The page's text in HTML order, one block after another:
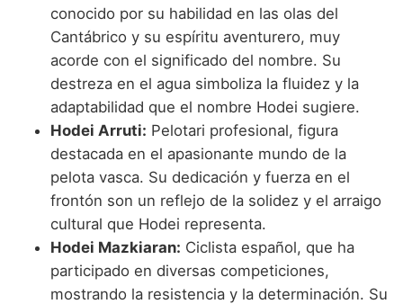
conocido por su habilidad en las olas del
Cantábrico y su espíritu aventurero, muy
acorde con el significado del nombre. Su
destreza en el agua simboliza la fluidez y la
adaptabilidad que el nombre Hodei sugiere.
Hodei Arruti: Pelotari profesional, figura
destacada en el apasionante mundo de la
pelota vasca. Su dedicación y fuerza en el
frontón son un reflejo de la solidez y el arraigo
cultural que Hodei representa.
Hodei Mazkiaran: Ciclista español, que ha
participado en diversas competiciones,
mostrando la resistencia y la determinación. Su